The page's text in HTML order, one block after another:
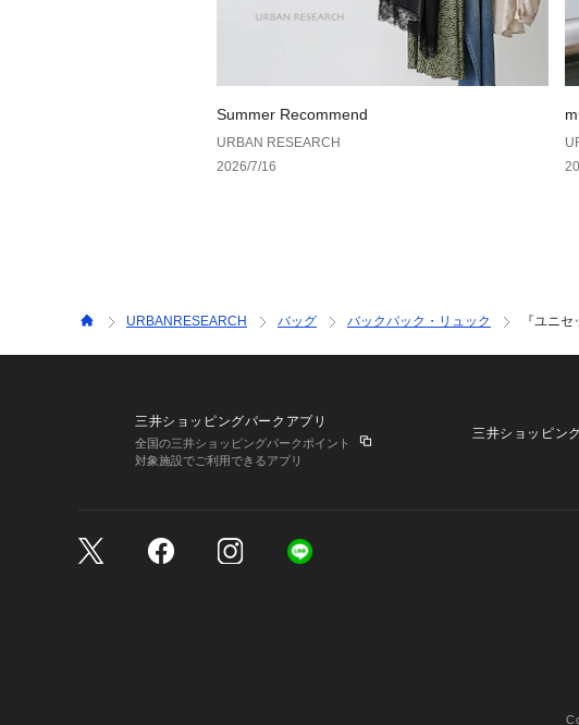
Summer Recommend
URBAN RESEARCH
2026/7/16
URBANRESEARCH バッグ バックパック・リュック 『ユニ
三井ショッピングパークアプリ
全国の三井ショッピングパークポイント
対象施設でご利用できるアプリ
三井ショッピン
個人情